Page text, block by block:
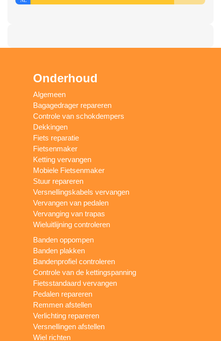
Onderhoud
Algemeen
Bagagedrager repareren
Controle van schokdempers
Dekkingen
Fiets reparatie
Fietsenmaker
Ketting vervangen
Mobiele Fietsenmaker
Stuur repareren
Versnellingskabels vervangen
Vervangen van pedalen
Vervanging van trapas
Wieluitlijning controleren
Banden oppompen
Banden plakken
Bandenprofiel controleren
Controle van de kettingspanning
Fietsstandaard vervangen
Pedalen repareren
Remmen afstellen
Verlichting repareren
Versnellingen afstellen
Wiel richten